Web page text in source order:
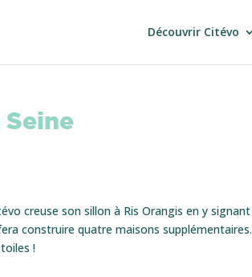
Découvrir Citévo
creuse son sillon à Ris Orangis en y
construire quatre maisons
!